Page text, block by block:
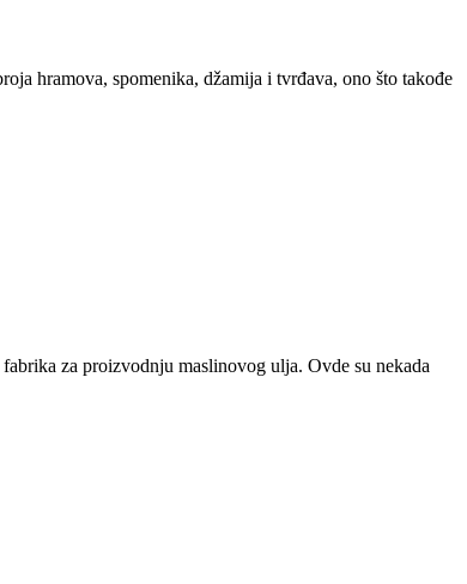
hramova, spomenika, džamija i tvrđava, ono što takođe
za proizvodnju maslinovog ulja. Ovde su nekada